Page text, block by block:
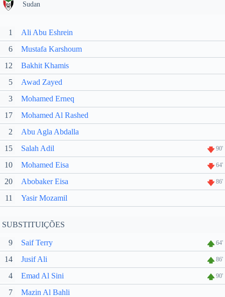
Sudan
1
Ali Abu Eshrein
6
Mustafa Karshoum
12
Bakhit Khamis
5
Awad Zayed
3
Mohamed Erneq
17
Mohamed Al Rashed
2
Abu Agla Abdalla
15
Salah Adil 90'
10 Mohamed Eisa 64'
20 Abobaker Eisa 86'
11 Yasir Mozamil
SUBSTITUIÇÕES
9 Saif Terry 64'
14 Jusif Ali 86'
4 Emad Al Sini 90'
7
Mazin Al Bahli